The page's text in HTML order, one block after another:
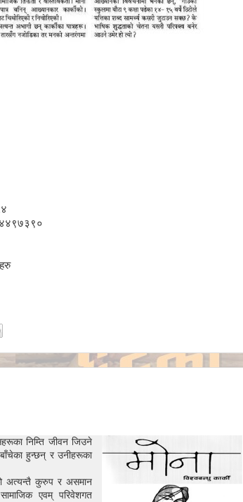
४४९७३९०
निम्ति जीवन जिउने
हुन्छन् र उनीहरूका
अत्यन्तै कुरुप र असमान
एवम् परिवेशगत